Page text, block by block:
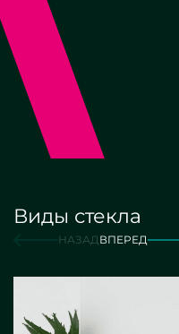
от 16 000 руб./м2
Виды стекла
НАЗАДВПЕРЕД